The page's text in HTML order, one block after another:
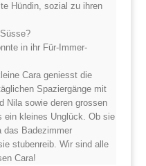
Hündin, sozial zu ihren
in ihr Für-Immer-
Cara geniesst die
Spaziergänge mit
Nila sowie deren grossen
ein kleines Unglück. Ob sie
das Badezimmer
stubenreib. Wir sind alle
Cara!